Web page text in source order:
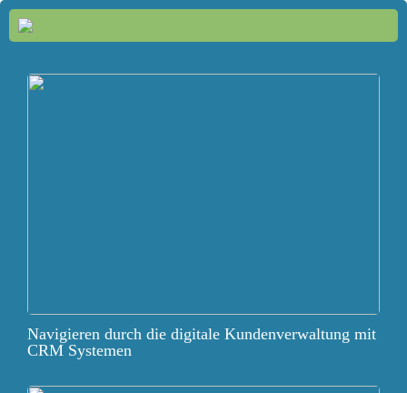
Navigieren durch die digitale Kundenverwaltung mit
CRM Systemen